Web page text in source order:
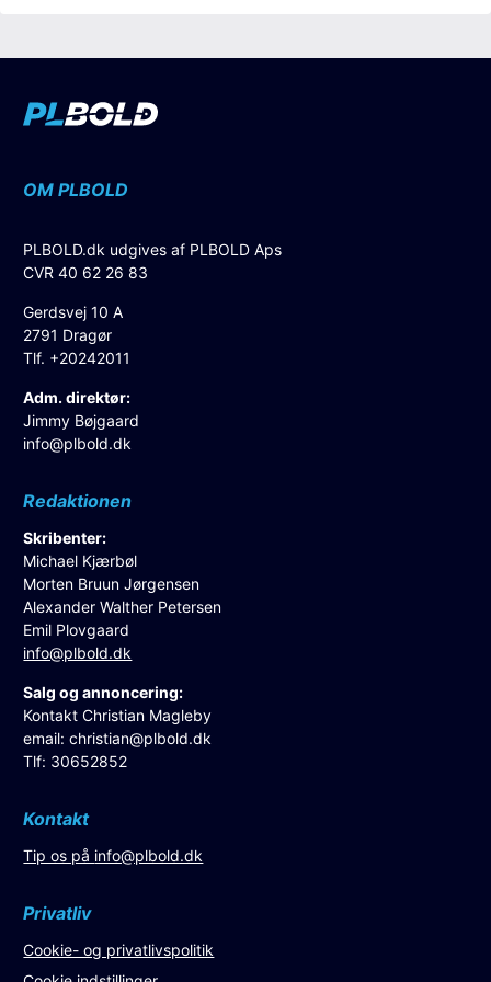
OM PLBOLD
PLBOLD.dk udgives af PLBOLD Aps
CVR 40 62 26 83
Gerdsvej 10 A
2791 Dragør
Tlf. +20242011
Adm. direktør:
Jimmy Bøjgaard
info@plbold.dk
Redaktionen
Skribenter:
Michael Kjærbøl
Morten Bruun Jørgensen
Alexander Walther Petersen
Emil Plovgaard
info@plbold.dk
Salg og annoncering:
Kontakt Christian Magleby
email:christian@plbold.dk
Tlf: 30652852
Kontakt
Tip os på info@plbold.dk
Privatliv
Cookie- og privatlivspolitik